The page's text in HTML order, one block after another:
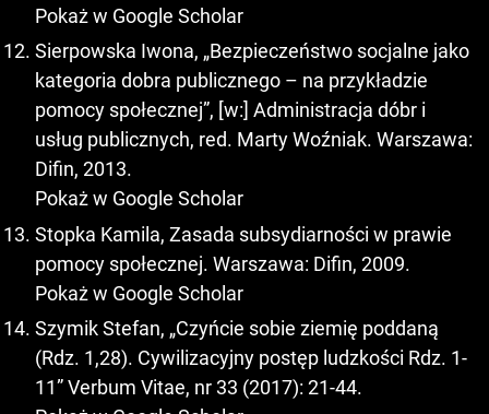
Pokaż w Google Scholar
Sierpowska Iwona, „Bezpieczeństwo socjalne jako
kategoria dobra publicznego – na przykładzie
pomocy społecznej”, [w:] Administracja dóbr i
usług publicznych, red. Marty Woźniak. Warszawa:
Difin, 2013.
Pokaż w Google Scholar
Stopka Kamila, Zasada subsydiarności w prawie
pomocy społecznej. Warszawa: Difin, 2009.
Pokaż w Google Scholar
Szymik Stefan, „Czyńcie sobie ziemię poddaną
(Rdz. 1,28). Cywilizacyjny postęp ludzkości Rdz. 1-
11” Verbum Vitae, nr 33 (2017): 21-44.